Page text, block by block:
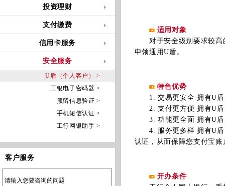
投资理财
支付缴费
信用卡服务
安全服务
U盾（个人客户） >
工银电子密码器 >
预留信息验证 >
手机短信认证 >
工行网银助手 >
客户服务
适用对象
对于安全级别要求较高的
申领通用U盾。
特色优势
1. 交易更安全 拥有U盾
2. 支付更方便 拥有U盾
3. 功能更全面 拥有U盾
4. 服务更多样 拥有U盾
认证，从而保障您支付宝
开办条件